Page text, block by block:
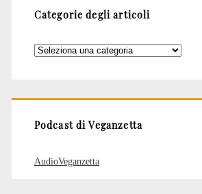
Categorie degli articoli
Categorie
Podcast di Veganzetta
AudioVeganzetta